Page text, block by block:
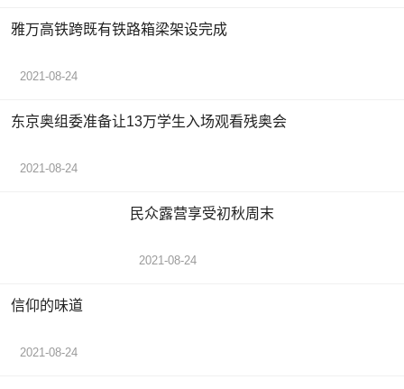
雅万高铁跨既有铁路箱梁架设完成
2021-08-24
东京奥组委准备让13万学生入场观看残奥会
2021-08-24
民众露营享受初秋周末
2021-08-24
信仰的味道
2021-08-24